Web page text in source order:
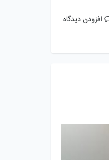
افزودن دیدگاه